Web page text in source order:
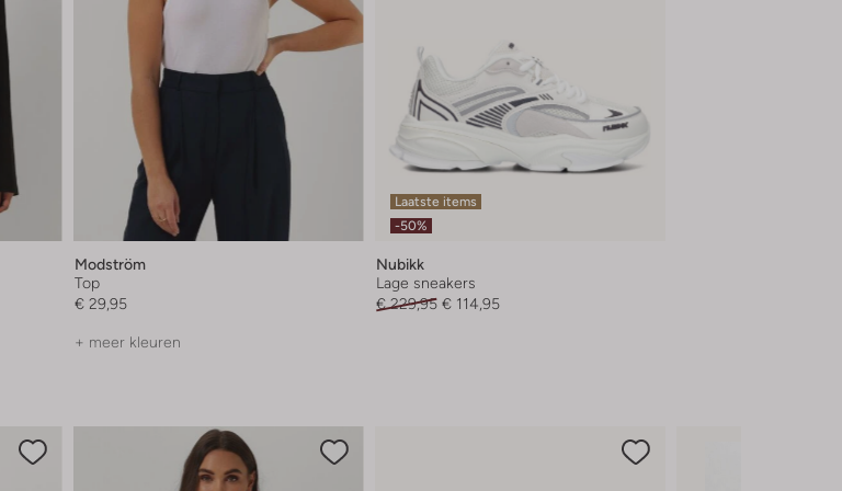
Modström
Top
€ 29,95
+ meer kleuren
Laatste items
-50%
Nubikk
Lage sneakers
€ 229,95 € 114,95